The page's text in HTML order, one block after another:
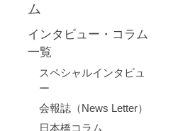
ム
インタビュー・コラム
一覧
スペシャルインタビュ
ー
会報誌（News Letter）
日本橋コラム